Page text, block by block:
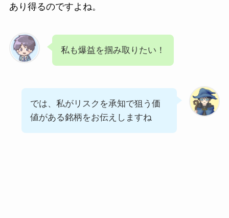
あり得るのですよね。
私も爆益を掴み取りたい！
では、私がリスクを承知で狙う価
値がある銘柄をお伝えしますね